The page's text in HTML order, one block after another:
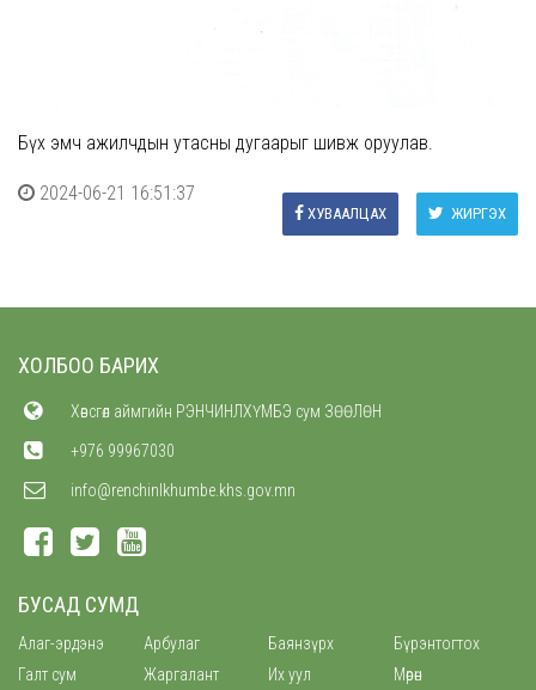
Бүх эмч ажилчдын утасны дугаарыг шивж оруулав.
2024-06-21 16:51:37
ЖИРГЭХ
ХУВААЛЦАХ
ХОЛБОО БАРИХ
Хөвсгөл аймгийн РЭНЧИНЛХҮМБЭ сум ЗӨӨЛӨН
+976 99967030
info@renchinlkhumbe.khs.gov.mn
БУСАД СУМД
Алаг-эрдэнэ Арбулаг Баянзүрх
Бүрэнтогтох
Галт сум
Жаргалант Их уул Мөрөн